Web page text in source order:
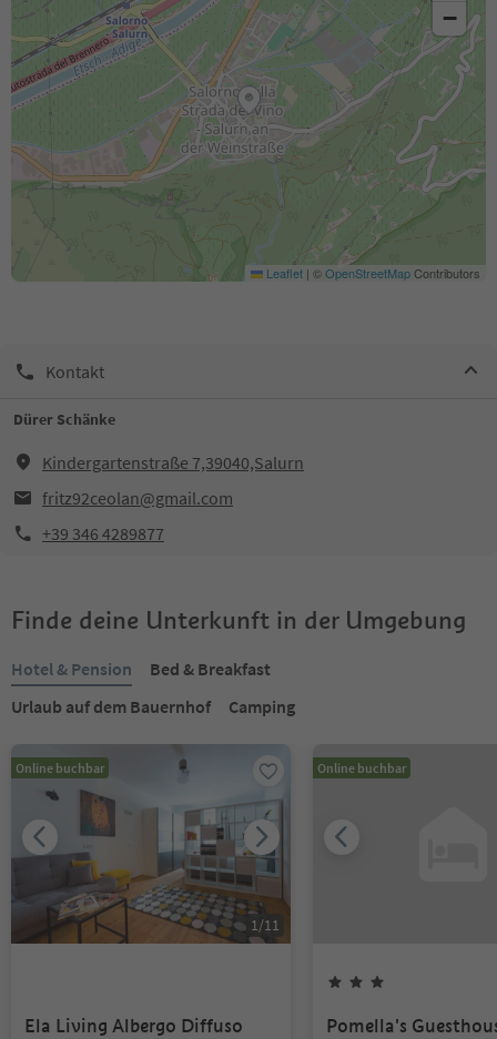
−
Leaflet | ©OpenStreetMapContributors
Kontakt
Dürer Schänke
Kindergartenstraße 7,39040,Salurn
fritz92ceolan@gmail.com
+39 346 4289877
Finde deine Unterkunft in der Umgebung
Hotel & Pension
Bed & Breakfast
Urlaub auf dem Bauernhof
Camping
Online buchbar
1/11
Ela Living Albergo Diffuso
Online buchbar
Pomella's